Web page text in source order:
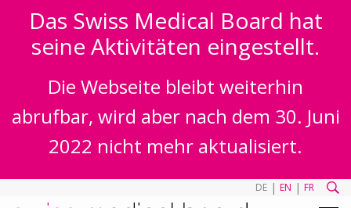
Das Swiss Medical Board hat
seine Aktivitäten eingestellt.
Die Webseite bleibt weiterhin
abrufbar, wird aber nach dem 30. Juni
2022 nicht mehr aktualisiert.
DE | EN | FR